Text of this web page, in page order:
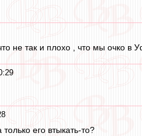
не так и плохо , что мы очко в
его втыкать-то?